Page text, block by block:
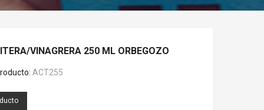
VINAGRERA 250 ML ORBEGOZO
ACT255